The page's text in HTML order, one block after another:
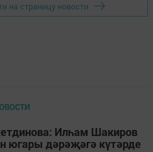
на страницу новости
Илһам Шакиров
югары дәрәҗәгә күтәрде